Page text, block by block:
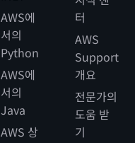
AWS에
서의
Python
AWS에
서의
Java
AWS 상
터
AWS
Support
개요
전문가의
도움 받
기